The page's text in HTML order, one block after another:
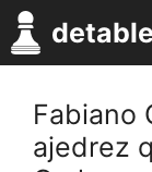
Saltar
al
contenido
Fabiano
ajedrez